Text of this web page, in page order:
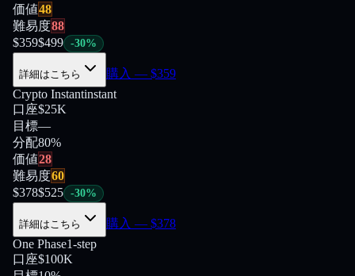
価値48
難易度88
$359$499 -30%
詳細はこちら 購入 — $359
Crypto Instantinstant
口座$25K
目標—
分配80%
価値28
難易度60
$378$525 -30%
詳細はこちら 購入 — $378
One Phase1-step
口座$100K